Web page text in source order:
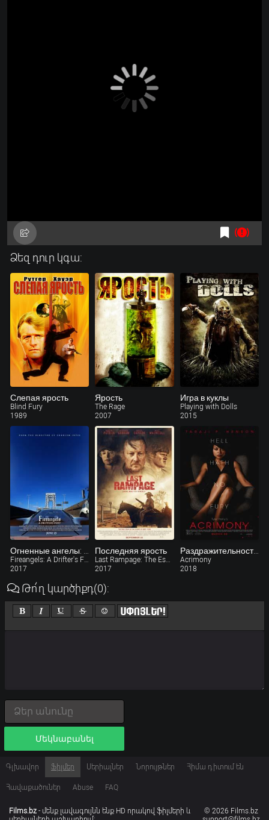
Ձեզ դուր կգա:
Слепая ярость
Blind Fury
1989
Ярость
The Rage
2007
Игра в куклы
Playing with Dolls
2015
2017
Последняя ярость
2017
Раздражительность / Acrimony (2018)
Acrimony
2018
Թո՛ղ կարծիքդ(0):
Մեկնաբանել
Գլխավոր Ֆիլմեր Սերիալներ Նորույթներ Հիմա դիտում են
Հավաքածուներ Abuse FAQ
© 2026 Films.bz
Films.bz - մենք լավագույնն ենք HD որակով ֆիլմերի և